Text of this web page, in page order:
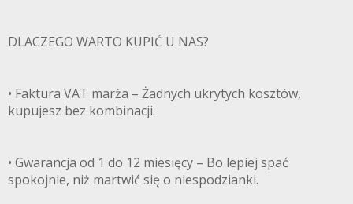
DLACZEGO WARTO KUPIĆ U NAS?
• Faktura VAT marża – Żadnych ukrytych kosztów,
kupujesz bez kombinacji.
• Gwarancja od 1 do 12 miesięcy – Bo lepiej spać
spokojnie, niż martwić się o niespodzianki.